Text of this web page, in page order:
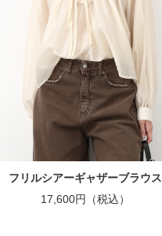
フリルシアーギャザーブラウス
17,600円（税込）